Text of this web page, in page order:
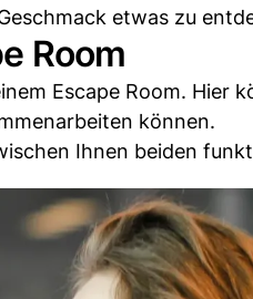
etwas zu
Room
Escape Room. Hier
können.
Ihnen beiden